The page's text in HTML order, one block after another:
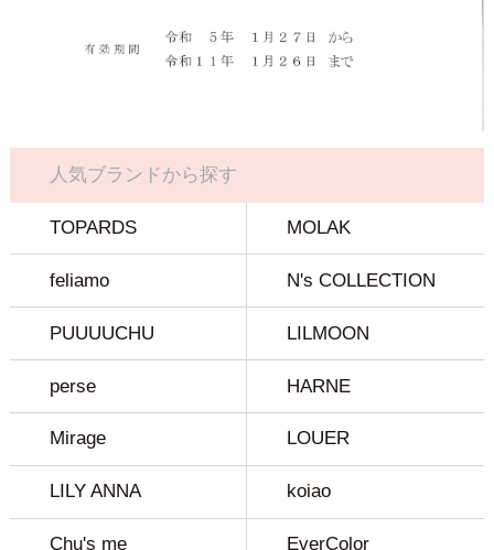
人気ブランドから探す
TOPARDS MOLAK
feliamo N's COLLECTION
PUUUUCHU LILMOON
perse HARNE
Mirage LOUER
LILY ANNA koiao
Chu's me EverColor